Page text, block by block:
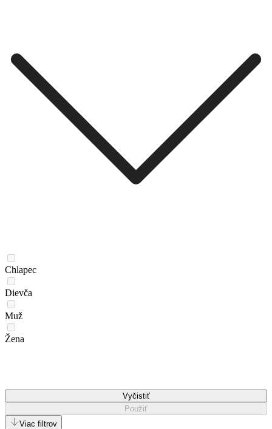
Chlapec
Dievča
Muž
Žena
Vyčistiť
Použiť
Viac filtrov